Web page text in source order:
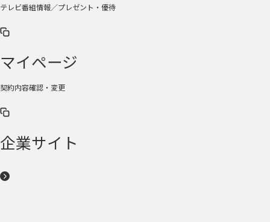
テレビ番組情報／プレゼント・優待
マイページ
契約内容確認・変更
企業サイト